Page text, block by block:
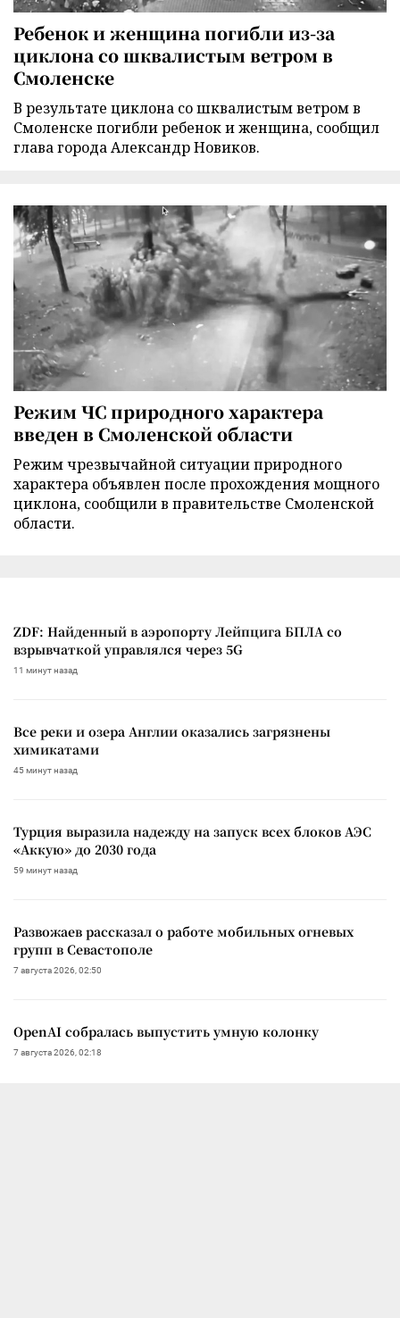
Ребенок и женщина погибли из-за
циклона со шквалистым ветром в
Смоленске
В результате циклона со шквалистым ветром в
Смоленске погибли ребенок и женщина, сообщил
глава города Александр Новиков.
Режим ЧС природного характера
введен в Смоленской области
Режим чрезвычайной ситуации природного
характера объявлен после прохождения мощного
циклона, сообщили в правительстве Смоленской
области.
ZDF: Найденный в аэропорту Лейпцига БПЛА со
взрывчаткой управлялся через 5G
11 минут назад
Все реки и озера Англии оказались загрязнены
химикатами
45 минут назад
Турция выразила надежду на запуск всех блоков АЭС
«Аккую» до 2030 года
59 минут назад
Развожаев рассказал о работе мобильных огневых
групп в Севастополе
7 августа 2026, 02:50
OpenAI собралась выпустить умную колонку
7 августа 2026, 02:18